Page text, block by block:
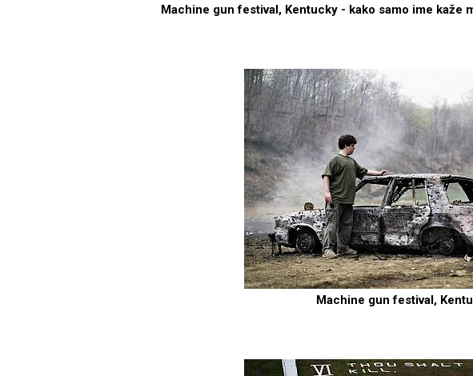
Machine gun festival, Kentucky - kako samo ime kaže
Machine gun festival,